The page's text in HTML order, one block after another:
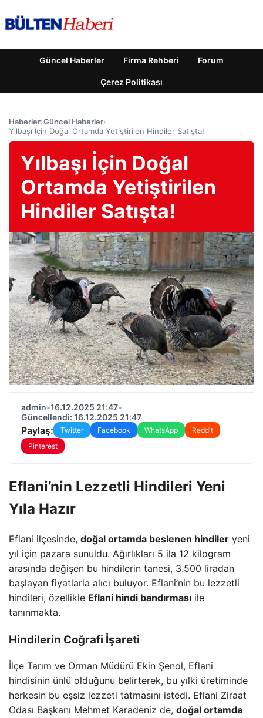
Güncel Haberler Firma Rehberi Forum
Çerez Politikası
Haberler›Güncel Haberler›
Yılbaşı İçin Doğal Ortamda Yetiştirilen Hindiler Satışta!
Yılbaşı İçin Doğal
Ortamda Yetiştirilen
Hindiler Satışta!
admin•16.12.2025 21:47•
Güncellendi: 16.12.2025 21:47
Paylaş: Twitter Facebook WhatsApp
Reddit
Pinterest
Eflani’nin Lezzetli Hindileri Yeni
Yıla Hazır
Eflani ilçesinde, doğal ortamda beslenen hindiler yeni
yıl için pazara sunuldu. Ağırlıkları 5 ila 12 kilogram
arasında değişen bu hindilerin tanesi, 3.500 liradan
başlayan fiyatlarla alıcı buluyor. Eflani’nin bu lezzetli
hindileri, özellikle Eflani hindi bandırması ile
tanınmakta.
Hindilerin Coğrafi İşareti
İlçe Tarım ve Orman Müdürü Ekin Şenol, Eflani
hindisinin ünlü olduğunu belirterek, bu yılki üretiminde
herkesin bu eşsiz lezzeti tatmasını istedi. Eflani Ziraat
Odası Başkanı Mehmet Karadeniz de, doğal ortamda